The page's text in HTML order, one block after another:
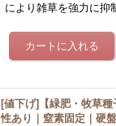
により雑草を強力に
[値下げ]【緑肥・牧草
性あり｜窒素固定｜硬